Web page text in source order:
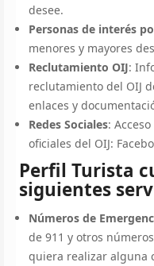
desee.
Personas de interés
menores y mayores
Reclutamiento OIJ:
reclutamiento del OIJ
enlaces y
Redes Sociales:
oficiales del OIJ:
Perfil Turista
siguientes
Números de
de 911 y otros
quiera realizar alguna